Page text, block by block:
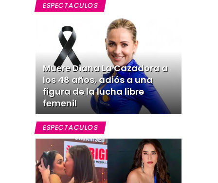
ESPECTACULOS
Muere Diana La Cazadora a
los 48 años, adiós a una
figura de la lucha libre
femenil
ESPECTACULOS